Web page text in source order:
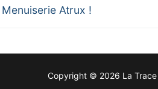
Atrux !
Copyright © 2026 La Trace